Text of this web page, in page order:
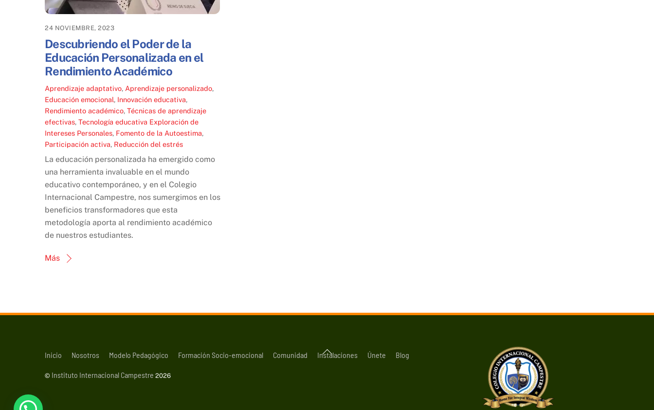
24 NOVIEMBRE, 2023
Descubriendo el Poder de la
Educación Personalizada en el
Rendimiento Académico
Aprendizaje adaptativo, Aprendizaje personalizado,
Educación emocional, Innovación educativa,
Rendimiento académico, Técnicas de aprendizaje
efectivas, Tecnología educativa Exploración de
Intereses Personales, Fomento de la Autoestima,
Participación activa, Reducción del estrés
La educación personalizada ha emergido como
una herramienta invaluable en el mundo
educativo contemporáneo, y en el Colegio
Internacional Campestre, nos sumergimos en los
beneficios transformadores que esta
metodología aporta al rendimiento académico
de nuestros estudiantes.
Más
Back
Inicio Nosotros Modelo Pedagógico Formación Socio-emocional Comunidad Instalaciones Únete Blog
© Instituto Internacional Campestre 2026